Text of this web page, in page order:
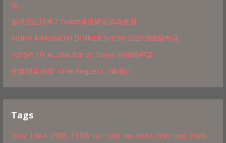
福」
如何登記日本7 Ticket購票網頁成為會員
AKINA NAKAMORI DINNER SHOW 2025的抽籤申請
2025年7月 ALDEA Bar at Tokyo 的抽籤申請
中森明菜的All Time Request（第4段）
Tags
1982 1984 1985 1986 1987 1988 1989 1992 1993 1995 2003